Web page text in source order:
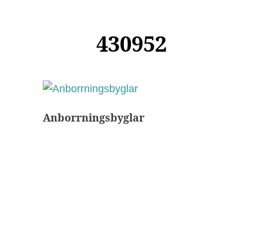
430952
Anborrningsbyglar